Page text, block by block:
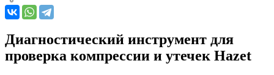
Диагностический инструмент для
проверка компрессии и утечек Hazet